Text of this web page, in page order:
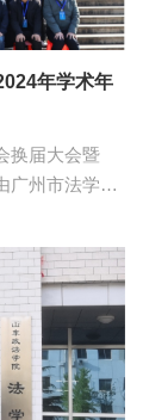
年学术年
换届大会暨
广州市法学会
公司、伟德国
法学会的领
学、广东金融
公司等高校
北京市隆安
北京市盈科